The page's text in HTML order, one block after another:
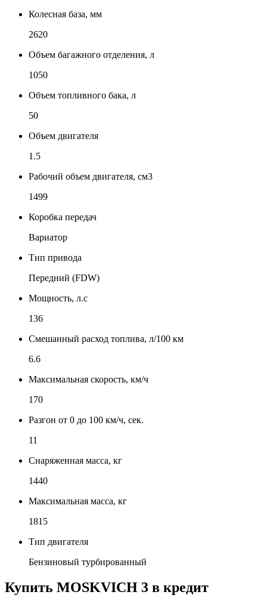
Колесная база, мм
2620
Объем багажного отделения, л
1050
Объем топливного бака, л
50
Объем двигателя
1.5
Рабочий объем двигателя, см3
1499
Коробка передач
Вариатор
Тип привода
Передний (FDW)
Мощность, л.с
136
Смешанный расход топлива, л/100 км
6.6
Максимальная скорость, км/ч
170
Разгон от 0 до 100 км/ч, сек.
11
Снаряженная масса, кг
1440
Максимальная масса, кг
1815
Тип двигателя
Бензиновый турбированный
Купить MOSKVICH 3 в кредит